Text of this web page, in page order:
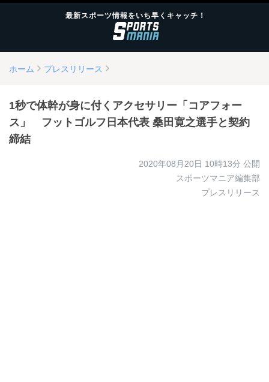
最新スポーツ情報をいち早くキャッチ！
ホーム プレスリリース
1秒で体幹が身に付くアクセサリー「コアフォー
ス」 フットゴルフ日本代表 桑田寛之選手と契約
締結
2020年08月20日 10時13分 公開
スポーツマニア編集部
プレスリリース